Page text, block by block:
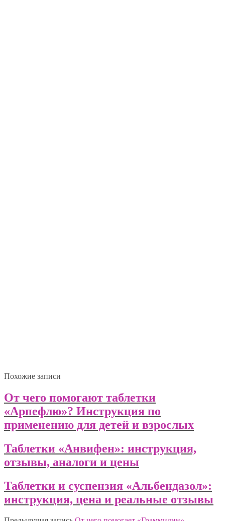
Похожие записи
От чего помогают таблетки
«Арпефлю»? Инструкция по
применению для детей и взрослых
Таблетки «Анвифен»: инструкция,
отзывы, аналоги и цены
Таблетки и суспензия «Альбендазол»:
инструкция, цена и реальные отзывы